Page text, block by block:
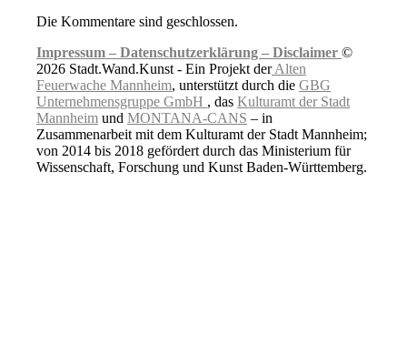
Die Kommentare sind geschlossen.
Impressum – Datenschutzerklärung – Disclaimer ©
2026 Stadt.Wand.Kunst - Ein Projekt derAlten
Feuerwache Mannheim, unterstützt durch die GBG
Unternehmensgruppe GmbH , das Kulturamt der Stadt
Mannheim und MONTANA-CANS – in
Zusammenarbeit mit dem Kulturamt der Stadt Mannheim;
von 2014 bis 2018 gefördert durch das Ministerium für
Wissenschaft, Forschung und Kunst Baden-Württemberg.